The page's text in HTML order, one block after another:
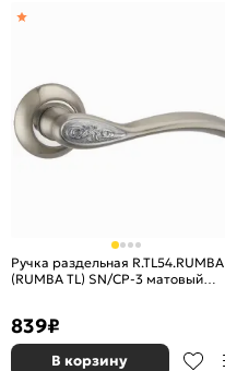
Ручка раздельная R.TL54.RUMBA
(RUMBA TL) SN/CP-3 матовый
839₽
В корзину